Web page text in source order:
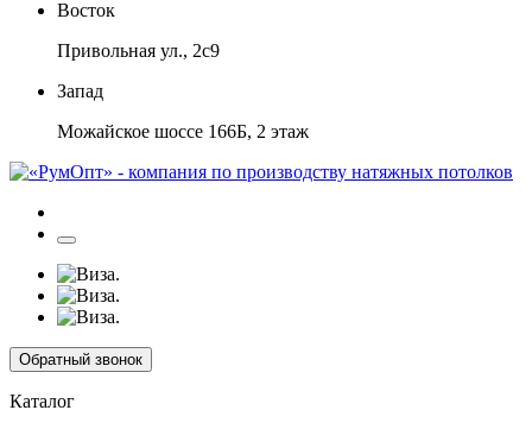
Восток
Привольная ул., 2с9
Запад
Можайское шоссе 166Б, 2 этаж
Обратный звонок
Каталог